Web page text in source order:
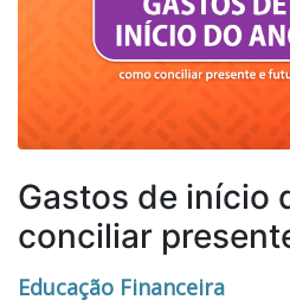
Gastos de início
conciliar
Educação Financeira